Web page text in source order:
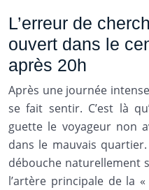
L’erreur de
ouvert dans le
après 20h
Après une journée
se fait sentir. C’est là
guette le voyageur non
dans le mauvais
débouche naturellement
l’artère principale de la